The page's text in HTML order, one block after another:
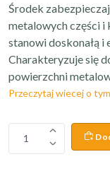
Środek
metalowych części i
stanowi doskonałą i
Charakteryzuje się
powierzchni
Przeczytaj wiecej o
1